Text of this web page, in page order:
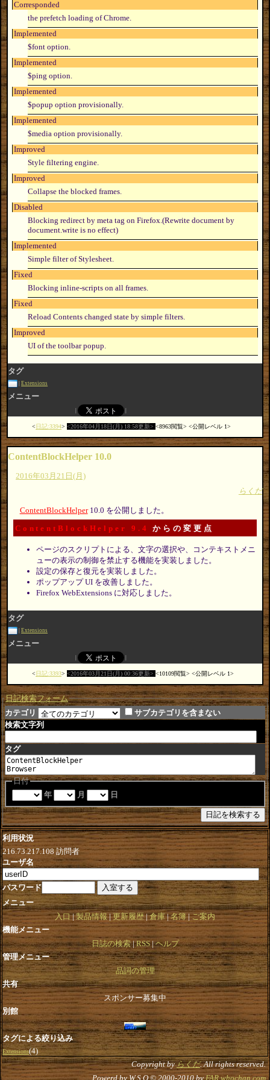
Corresponded
the prefetch loading of Chrome.
Implemented
$font option.
Implemented
$ping option.
Implemented
$popup option provisionally.
Implemented
$media option provisionally.
Improved
Style filtering engine.
Improved
Collapse the blocked frames.
Disabled
Blocking redirect by meta tag on Firefox.(Rewrite document by
document.write is no effect)
Implemented
Simple filter of Stylesheet.
Fixed
Blocking inline-scripts on all frames.
Fixed
Reload Contents changed state by simple filters.
Improved
UI of the toolbar popup.
タグ
Extensions
メニュー
日記:3394 2016年04月18日(月) 18:58更新 8963閲覧 公開レベル 1
ContentBlockHelper 10.0
2016年03月21日(月)
らくだ
ContentBlockHelper10.0 を公開しました。
ContentBlockHelper 9.4 からの変更点
ページのスクリプトによる、文字の選択や、コンテキストメニ
ューの表示の制御を禁止する機能を実装しました。
設定の保存と復元を実装しました。
ポップアップ UI を改善しました。
Firefox WebExtensions に対応しました。
タグ
Extensions
メニュー
日記:3393 2016年03月21日(月) 00:36更新 10109閲覧 公開レベル 1
日記検索フォーム
カテゴリ
サブカテゴリを含まない
検索文字列
タグ
日付
年
月 日
利用状況
216.73.217.108訪問者
ユーザ名
パスワード
メニュー
入口 製品情報 更新履歴 倉庫 名簿 ご案内
機能メニュー
日誌の検索 RSS ヘルプ
管理メニュー
品詞の管理
共有
スポンサー募集中
別館
タグによる絞り込み
Extensions(4)
Copyright byらくだ. All rights reserved.
Powerd by W.S.O © 2000-2010 byFAR.whochan.com